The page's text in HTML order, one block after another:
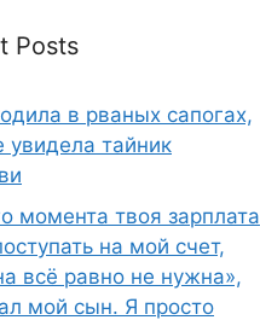
Posts
в рваных сапогах,
увидела тайник
момента твоя зарплата
на мой счет,
всё равно не нужна»,
мой сын. Я просто